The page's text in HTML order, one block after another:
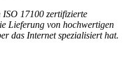
17100 zertifizierte
Lieferung von hochwertigen
das Internet spezialisiert hat.